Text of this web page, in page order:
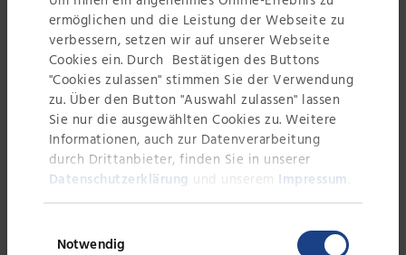
ermöglichen und die Leistung der Webseite zu
verbessern, setzen wir auf unserer Webseite
Cookies ein. Durch Bestätigen des Buttons
"Cookies zulassen" stimmen Sie der Verwendung
zu. Über den Button "Auswahl zulassen" lassen
Sie nur die ausgewählten Cookies zu. Weitere
Informationen, auch zur Datenverarbeitung
durch Drittanbieter, finden Sie in unserer
Datenschutzerklärung und unserem Impressum
Notwendig
Metallbearbeitung gezeigt und sie
lernte Blech zu reißen und Blech zu
bohren.
Um 16:30 Uhr ging der Girls'Day für
Nele Baumann zu Ende. René
Böttcher überreichte ihr eine
den Tag zurück: „Es war ein sehr